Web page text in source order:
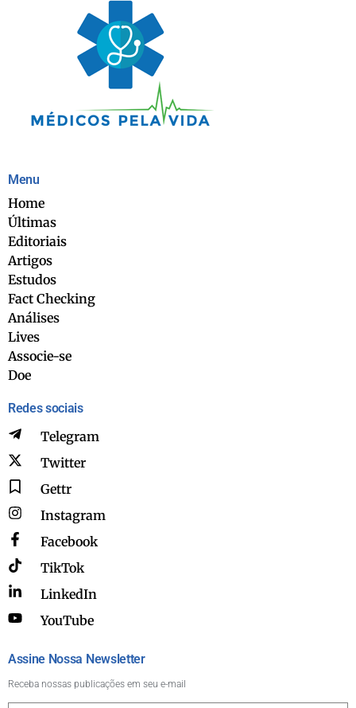
Menu
Home
Últimas
Editoriais
Artigos
Estudos
Fact Checking
Análises
Lives
Associe-se
Doe
Redes sociais
Telegram
Twitter
Gettr
Instagram
Facebook
TikTok
LinkedIn
YouTube
Assine Nossa Newsletter
Receba nossas publicações em seu e-mail